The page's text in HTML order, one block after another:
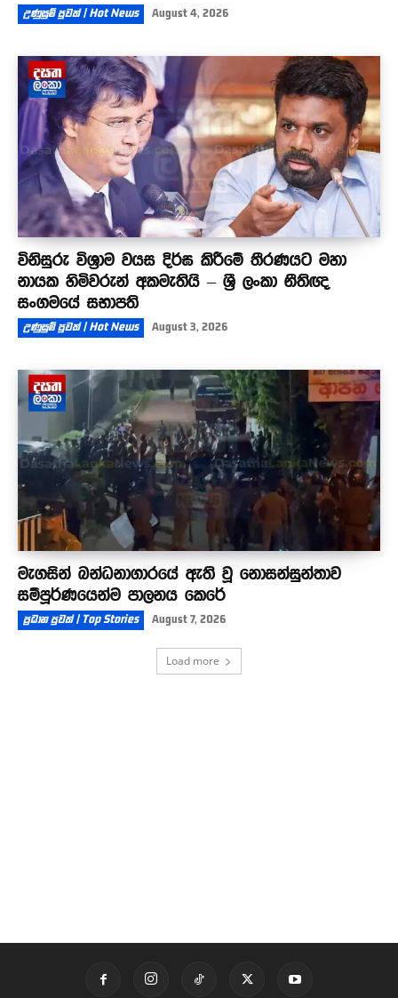
උණුසුම් පුවත් | Hot News August 4, 2026
විනිසුරු විශ්‍රාම වයස දිර්ඝ කිරීමේ තීරණයට මහා
නායක හිමිවරුන් අකමැතියි – ශ්‍රී ලංකා නීතිඥ
සංගමයේ සභාපති
උණුසුම් පුවත් | Hot News August 3, 2026
මැගසින් බන්ධනාගාරයේ ඇති වූ නොසන්සුන්තාව
සම්පූර්ණයෙන්ම පාලනය කෙරේ
ප්‍රධාන පුවත් | Top Stories August 7, 2026
Load more